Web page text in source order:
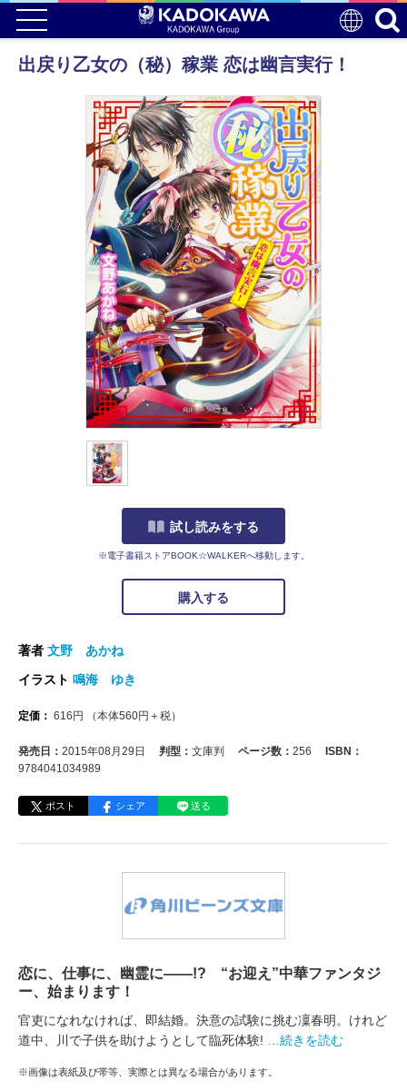
出戻り乙女の（秘）稼業 恋は幽言実行！
試し読みをする
※電子書籍ストアBOOK☆WALKERへ移動します。
購入する
著者 文野 あかね
イラスト 鳴海 ゆき
定価： 616 円 （本体560円＋税）
発売日： 2015年08月29日 判型： 文庫判 ページ数： 256
ISBN：
9784041034989
ポスト シェア 送る
恋に、仕事に、幽霊に――!? “お迎え”中華ファンタジ
ー、始まります！
官吏になれなければ、即結婚。決意の試験に挑む凜春明。けれど
道中、川で子供を助けようとして臨死体験!
…続きを読む
※画像は表紙及び帯等、実際とは異なる場合があります。